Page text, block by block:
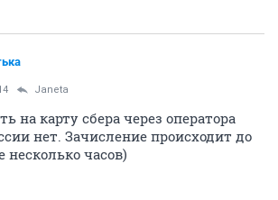
Janeta
на карту сбера через оператора
нет. Зачисление происходит до
несколько часов)